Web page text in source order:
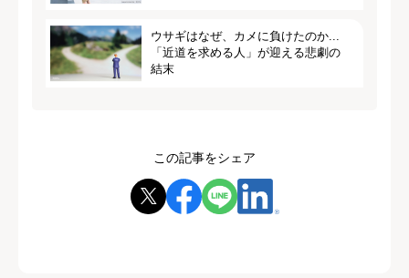
ウサギはなぜ、カメに負けたのか...
「近道を求める人」が迎える悲劇の
結末
この記事をシェア